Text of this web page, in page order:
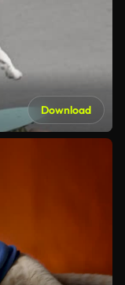
Download